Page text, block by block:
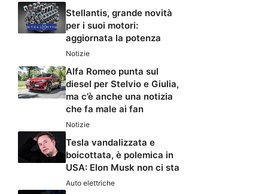
Stellantis, grande novità
per i suoi motori:
aggiornata la potenza
Notizie
Alfa Romeo punta sul
diesel per Stelvio e Giulia,
ma c’è anche una notizia
che fa male ai fan
Notizie
Tesla vandalizzata e
boicottata, è polemica in
USA: Elon Musk non ci sta
Auto elettriche